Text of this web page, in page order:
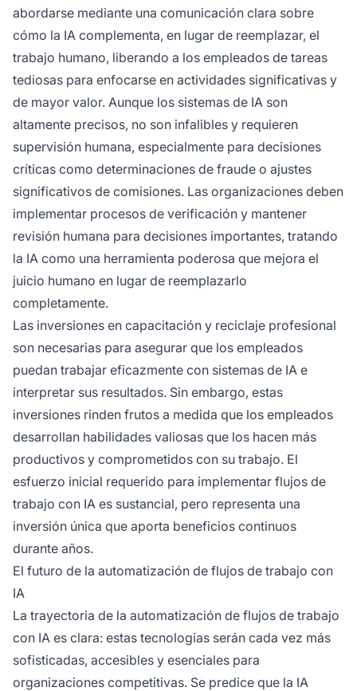
abordarse mediante una comunicación clara sobre
cómo la IA complementa, en lugar de reemplazar, el
trabajo humano, liberando a los empleados de tareas
tediosas para enfocarse en actividades significativas y
de mayor valor. Aunque los sistemas de IA son
altamente precisos, no son infalibles y requieren
supervisión humana, especialmente para decisiones
críticas como determinaciones de fraude o ajustes
significativos de comisiones. Las organizaciones deben
implementar procesos de verificación y mantener
revisión humana para decisiones importantes, tratando
la IA como una herramienta poderosa que mejora el
juicio humano en lugar de reemplazarlo
completamente.
Las inversiones en capacitación y reciclaje profesional
son necesarias para asegurar que los empleados
puedan trabajar eficazmente con sistemas de IA e
interpretar sus resultados. Sin embargo, estas
inversiones rinden frutos a medida que los empleados
desarrollan habilidades valiosas que los hacen más
productivos y comprometidos con su trabajo. El
esfuerzo inicial requerido para implementar flujos de
trabajo con IA es sustancial, pero representa una
inversión única que aporta beneficios continuos
durante años.
El futuro de la automatización de flujos de trabajo con
IA
La trayectoria de la automatización de flujos de trabajo
con IA es clara: estas tecnologías serán cada vez más
sofisticadas, accesibles y esenciales para
organizaciones competitivas. Se predice que la IA